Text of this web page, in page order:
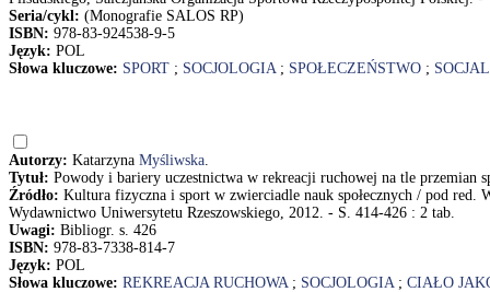
Seria/cykl: (Monografie SALOS RP)
ISBN: 978-83-924538-9-5
Język: POL
Słowa kluczowe: SPORT ; SOCJOLOGIA; SPOŁECZEŃSTWO ;
Autorzy: Katarzyna Myśliwska.
Tytuł: Powody i bariery uczestnictwa w rekreacji ruchowej na tle przemian
Źródło: Kultura fizyczna i sport w zwierciadle nauk społecznych / pod red.
Wydawnictwo Uniwersytetu Rzeszowskiego, 2012. - S. 414-426 : 2 tab.
Uwagi: Bibliogr. s. 426
ISBN: 978-83-7338-814-7
Język: POL
Słowa kluczowe: REKREACJA RUCHOWA; SOCJOLOGIA; CIAŁO